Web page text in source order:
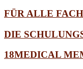
FÜR ALLE
DIE
18MEDICAL